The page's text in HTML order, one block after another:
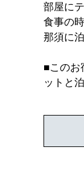
部屋に
食事の
那須に
■このお
ットと